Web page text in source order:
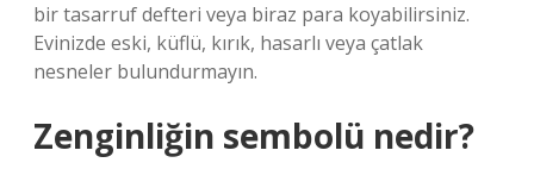
bir tasarruf defteri veya biraz para koyabilirsiniz.
Evinizde eski, küflü, kırık, hasarlı veya çatlak
nesneler bulundurmayın.
Zenginliğin sembolü nedir?